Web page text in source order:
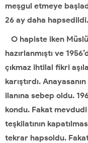
meşgul etmeye
26 ay daha hapsedildi.
O hapiste iken
hazırlanmıştı ve
çıkmaz ihtilal fikri
karıştırdı.
ilanına sebep oldu.
kondu. Fakat
teşkilatının
tekrar hapsoldu.